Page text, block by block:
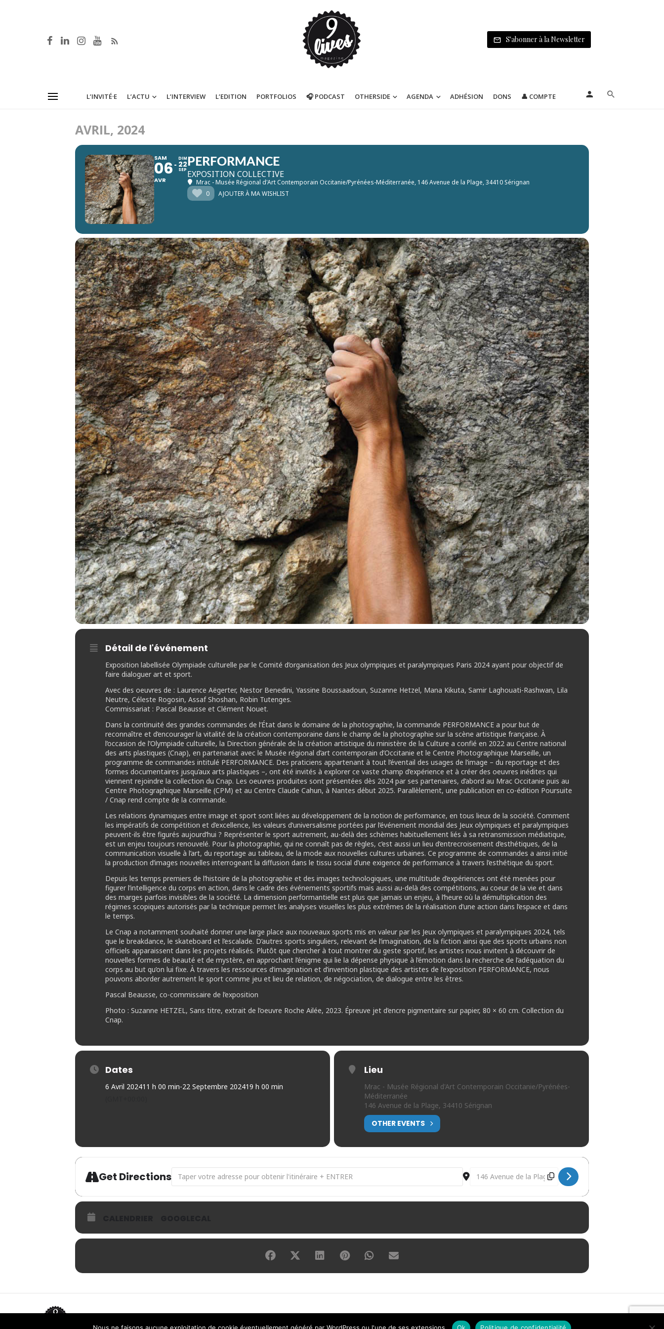
S'abonner à la Newsletter
L’INVITÉ·E L’ACTU L’INTERVIEW L’EDITION PORTFOLIOS 🎧 PODCAST OTHERSIDE AGENDA ADHÉSION DONS 👤 COMPTE
AVRIL, 2024
SAM
06
AVR
DIM
22
SEP
PERFORMANCE
EXPOSITION COLLECTIVE
Mrac - Musée Régional d'Art Contemporain Occitanie/Pyrénées-Méditerranée, 146 Avenue de la Plage, 34410 Sérignan
0
AJOUTER À MA WISHLIST
Détail de l'événement
Exposition labellisée Olympiade culturelle par le Comité d’organisation des Jeux olympiques et paralympiques Paris 2024 ayant pour objectif de
faire dialoguer art et sport.
Avec des oeuvres de : Laurence Aëgerter, Nestor Benedini, Yassine Boussaadoun, Suzanne Hetzel, Mana Kikuta, Samir Laghouati-Rashwan, Lila
Neutre, Céleste Rogosin, Assaf Shoshan, Robin Tutenges.
Commissariat : Pascal Beausse et Clément Nouet.
Dans la continuité des grandes commandes de l’État dans le domaine de la photographie, la commande PERFORMANCE a pour but de
reconnaître et d’encourager la vitalité de la création contemporaine dans le champ de la photographie sur la scène artistique française. À
l’occasion de l’Olympiade culturelle, la Direction générale de la création artistique du ministère de la Culture a confié en 2022 au Centre national
des arts plastiques (Cnap), en partenariat avec le Musée régional d’art contemporain d’Occitanie et le Centre Photographique Marseille, un
programme de commandes intitulé PERFORMANCE. Des praticiens appartenant à tout l’éventail des usages de l’image – du reportage et des
formes documentaires jusqu’aux arts plastiques –, ont été invités à explorer ce vaste champ d’expérience et à créer des oeuvres inédites qui
viennent rejoindre la collection du Cnap. Les oeuvres produites sont présentées dès 2024 par ses partenaires, d’abord au Mrac Occitanie puis au
Centre Photographique Marseille (CPM) et au Centre Claude Cahun, à Nantes début 2025. Parallèlement, une publication en co-édition Poursuite
/ Cnap rend compte de la commande.
Les relations dynamiques entre image et sport sont liées au développement de la notion de performance, en tous lieux de la société. Comment
les impératifs de compétition et d’excellence, les valeurs d’universalisme portées par l’événement mondial des Jeux olympiques et paralympiques
peuvent-ils être figurés aujourd’hui ? Représenter le sport autrement, au-delà des schèmes habituellement liés à sa retransmission médiatique,
est un enjeu toujours renouvelé. Pour la photographie, qui ne connaît pas de règles, c’est aussi un lieu d’entrecroisement d’esthétiques, de la
communication visuelle à l’art, du reportage au tableau, de la mode aux nouvelles cultures urbaines. Ce programme de commandes a ainsi initié
la production d’images nouvelles interrogeant la diffusion dans le tissu social d’une exigence de performance à travers l’esthétique du sport.
Depuis les temps premiers de l’histoire de la photographie et des images technologiques, une multitude d’expériences ont été menées pour
figurer l’intelligence du corps en action, dans le cadre des événements sportifs mais aussi au-delà des compétitions, au coeur de la vie et dans
des marges parfois invisibles de la société. La dimension performantielle est plus que jamais un enjeu, à l’heure où la démultiplication des
régimes scopiques autorisés par la technique permet les analyses visuelles les plus extrêmes de la réalisation d’une action dans l’espace et dans
le temps.
Le Cnap a notamment souhaité donner une large place aux nouveaux sports mis en valeur par les Jeux olympiques et paralympiques 2024, tels
que le breakdance, le skateboard et l’escalade. D’autres sports singuliers, relevant de l’imagination, de la fiction ainsi que des sports urbains non
officiels apparaissent dans les projets réalisés. Plutôt que chercher à tout montrer du geste sportif, les artistes nous invitent à découvrir de
nouvelles formes de beauté et de mystère, en approchant l’énigme qui lie la dépense physique à l’émotion dans la recherche de l’adéquation du
corps au but qu’on lui fixe. À travers les ressources d’imagination et d’invention plastique des artistes de l’exposition PERFORMANCE, nous
pouvons aborder autrement le sport comme jeu et lieu de relation, de négociation, de dialogue entre les êtres.
Pascal Beausse, co-commissaire de l’exposition
Photo : Suzanne HETZEL, Sans titre, extrait de l’oeuvre Roche Ailée, 2023. Épreuve jet d’encre pigmentaire sur papier, 80 × 60 cm. Collection du
Cnap.
Dates
6 Avril 202411 h 00 min-22 Septembre 202419 h 00 min
Lieu
Mrac - Musée Régional d'Art Contemporain Occitanie/Pyrénées-
Méditerranée
146 Avenue de la Plage, 34410 Sérignan
OTHER EVENTS
Get Directions Address - PERFORMANCE [PZtpK4boG] Destination Address - PERFORMANCE [TXeJJ2Ixa]